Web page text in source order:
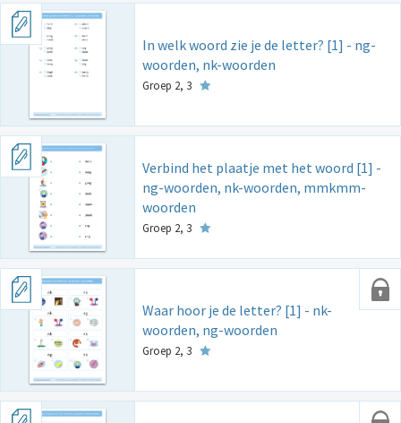
In welk woord zie je de letter? [1] - ng-
woorden, nk-woorden
Groep 2, 3
Verbind het plaatje met het woord [1] -
ng-woorden, nk-woorden, mmkmm-
woorden
Groep 2, 3
Waar hoor je de letter? [1] - nk-
woorden, ng-woorden
Groep 2, 3